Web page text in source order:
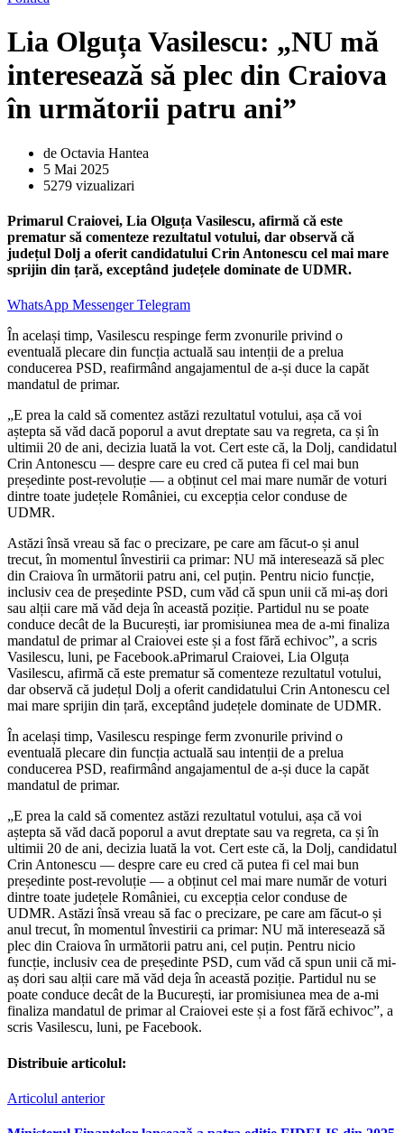
Lia Olguța Vasilescu: „NU mă
interesează să plec din Craiova
în următorii patru ani”
de Octavia Hantea
5 Mai 2025
5279 vizualizari
Primarul Craiovei, Lia Olguța Vasilescu, afirmă că este
prematur să comenteze rezultatul votului, dar observă că
județul Dolj a oferit candidatului Crin Antonescu cel mai mare
sprijin din țară, exceptând județele dominate de UDMR.
WhatsApp MessengerTelegram
În același timp, Vasilescu respinge ferm zvonurile privind o
eventuală plecare din funcția actuală sau intenții de a prelua
conducerea PSD, reafirmând angajamentul de a-și duce la capăt
mandatul de primar.
„E prea la cald să comentez astăzi rezultatul votului, așa că voi
aștepta să văd dacă poporul a avut dreptate sau va regreta, ca și în
ultimii 20 de ani, decizia luată la vot. Cert este că, la Dolj, candidatul
Crin Antonescu — despre care eu cred că putea fi cel mai bun
președinte post-revoluție — a obținut cel mai mare număr de voturi
dintre toate județele României, cu excepția celor conduse de
UDMR.
Astăzi însă vreau să fac o precizare, pe care am făcut-o și anul
trecut, în momentul învestirii ca primar: NU mă interesează să plec
din Craiova în următorii patru ani, cel puțin. Pentru nicio funcție,
inclusiv cea de președinte PSD, cum văd că spun unii că mi-aș dori
sau alții care mă văd deja în această poziție. Partidul nu se poate
conduce decât de la București, iar promisiunea mea de a-mi finaliza
mandatul de primar al Craiovei este și a fost fără echivoc”, a scris
Vasilescu, luni, pe Facebook.aPrimarul Craiovei, Lia Olguța
Vasilescu, afirmă că este prematur să comenteze rezultatul votului,
dar observă că județul Dolj a oferit candidatului Crin Antonescu cel
mai mare sprijin din țară, exceptând județele dominate de UDMR.
În același timp, Vasilescu respinge ferm zvonurile privind o
eventuală plecare din funcția actuală sau intenții de a prelua
conducerea PSD, reafirmând angajamentul de a-și duce la capăt
mandatul de primar.
„E prea la cald să comentez astăzi rezultatul votului, așa că voi
aștepta să văd dacă poporul a avut dreptate sau va regreta, ca și în
ultimii 20 de ani, decizia luată la vot. Cert este că, la Dolj, candidatul
Crin Antonescu — despre care eu cred că putea fi cel mai bun
președinte post-revoluție — a obținut cel mai mare număr de voturi
dintre toate județele României, cu excepția celor conduse de
UDMR. Astăzi însă vreau să fac o precizare, pe care am făcut-o și
anul trecut, în momentul învestirii ca primar: NU mă interesează să
plec din Craiova în următorii patru ani, cel puțin. Pentru nicio
funcție, inclusiv cea de președinte PSD, cum văd că spun unii că mi-
aș dori sau alții care mă văd deja în această poziție. Partidul nu se
poate conduce decât de la București, iar promisiunea mea de a-mi
finaliza mandatul de primar al Craiovei este și a fost fără echivoc”, a
scris Vasilescu, luni, pe Facebook.
Distribuie articolul:
Articolul anterior